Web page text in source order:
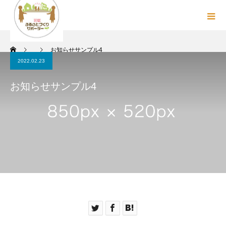
お知らせサンプル4
2022.02.23
お知らせサンプル4